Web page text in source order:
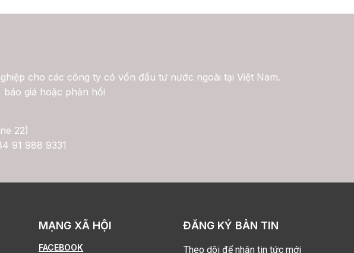
cho các công ty có vốn đầu tư nước ngoài tại Việt Nam.
giá hoặc phản hồi
22)
91 988 9331
MẠNG XÃ HỘI
FACEBOOK
ĐĂNG KÝ BẢN TIN
Theo dõi để nhận tin tức mới